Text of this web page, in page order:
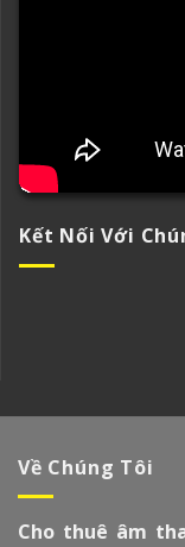
Kết Nối Với
Về Chúng Tôi
Cho thuê âm